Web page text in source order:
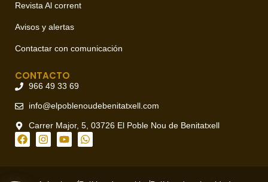
Revista Al corrent
Avisos y alertas
Contactar con comunicación
CONTACTO
966 49 33 69
info@elpoblenoudebenitatxell.com
Carrer Major, 5, 03726 El Poble Nou de Benitatxell